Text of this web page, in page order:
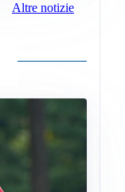
Altre notizie